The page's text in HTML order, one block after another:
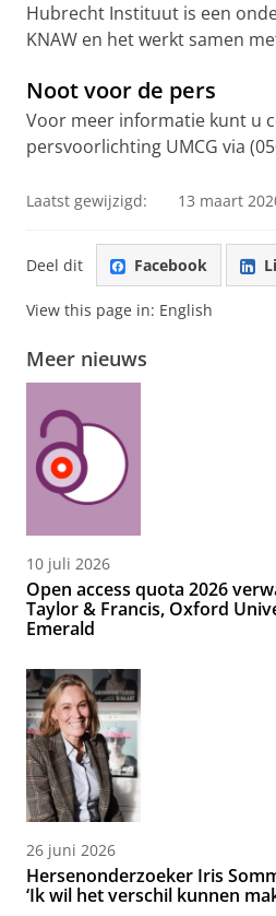
Hubrecht Instituut is een
KNAW en het werkt samen
Noot voor de pers
Voor meer informatie kunt u
persvoorlichting UMCG via
Laatst gewijzigd: 13 maart
Deel dit Facebook
View this page in: English
Meer nieuws
10 juli 2026
Open access quota 2026
Taylor & Francis, Oxford
Emerald
26 juni 2026
Hersenonderzoeker Iris
‘Ik wil het verschil kunnen